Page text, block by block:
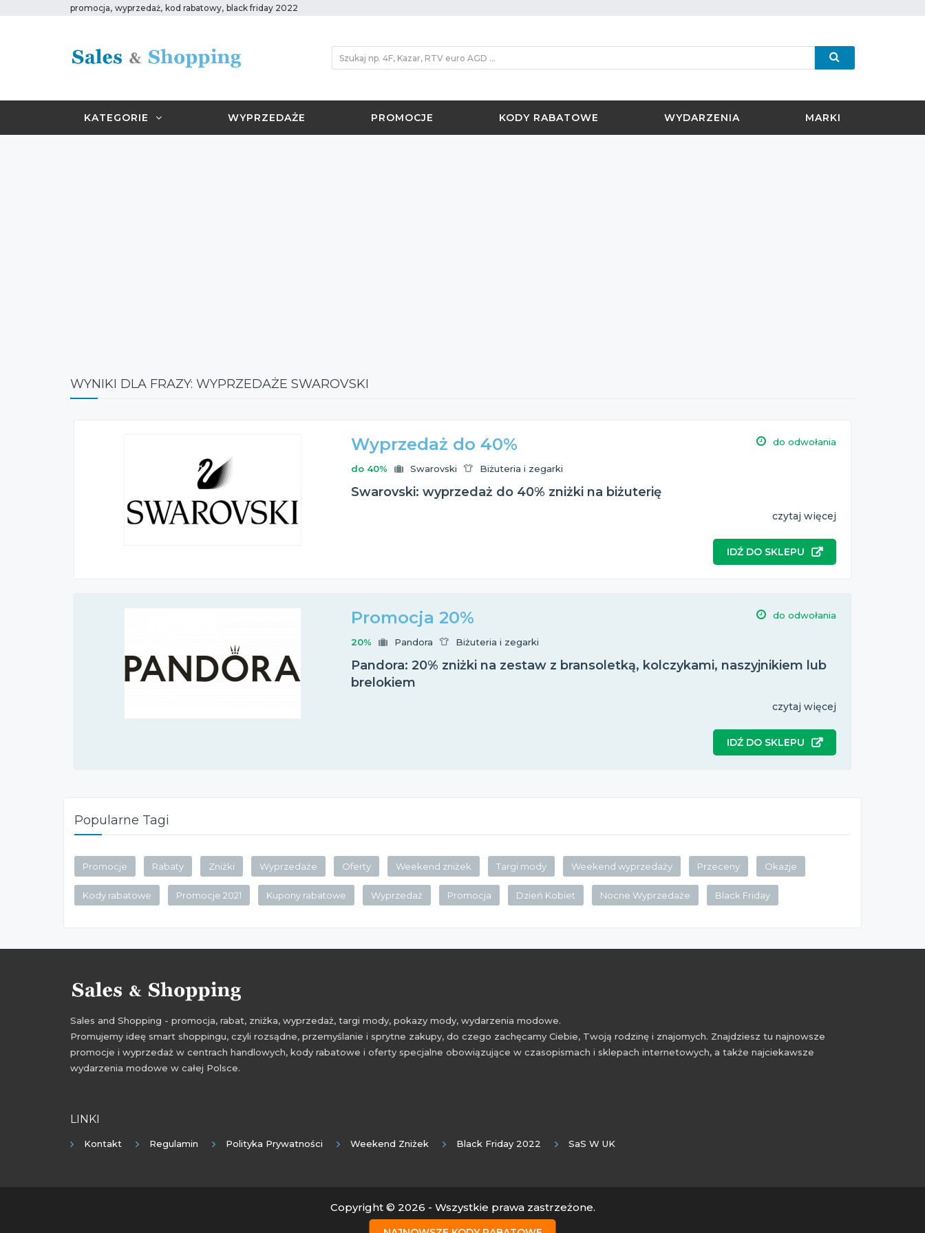
promocja, wyprzedaż, kod rabatowy, black friday 2022
KATEGORIE WYPRZEDAŻE PROMOCJE KODY RABATOWE WYDARZENIA MARKI
WYNIKI DLA FRAZY: WYPRZEDAŻE SWAROVSKI
Wyprzedaż do 40% do odwołania
do 40% Swarovski Biżuteria i zegarki
Swarovski: wyprzedaż do 40% zniżki na biżuterię
czytaj więcej
IDŹ DO SKLEPU
Promocja 20% do odwołania
20% Pandora Biżuteria i zegarki
Pandora: 20% zniżki na zestaw z bransoletką, kolczykami, naszyjnikiem lub
brelokiem
czytaj więcej
IDŹ DO SKLEPU
Popularne Tagi
Promocje Rabaty Zniżki Wyprzedaże Oferty Weekend zniżek Targi mody Weekend wyprzedaży Przeceny Okazje
Kody rabatowe Promocje 2021 Kupony rabatowe Wyprzedaż Promocja Dzień Kobiet Nocne Wyprzedaże Black Friday
Sales and Shopping - promocja, rabat, zniżka, wyprzedaż, targi mody, pokazy mody, wydarzenia modowe.
Promujemy ideę smart shoppingu, czyli rozsądne, przemyślanie i sprytne zakupy, do czego zachęcamy Ciebie, Twoją rodzinę i znajomych. Znajdziesz tu najnowsze
promocje i wyprzedaż w centrach handlowych, kody rabatowe i oferty specjalne obowiązujące w czasopismach i sklepach internetowych, a także najciekawsze
wydarzenia modowe w całej Polsce.
LINKI
Kontakt Regulamin Polityka Prywatności Weekend Zniżek Black Friday 2022 SaS W UK
Copyright © 2026 - Wszystkie prawa zastrzeżone.